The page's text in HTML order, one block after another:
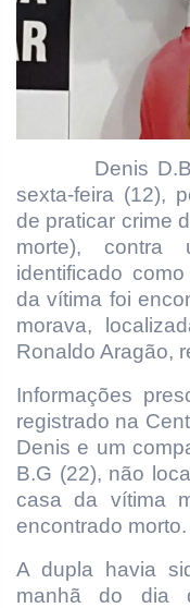
Denis D.B.C
sexta-feira (12),
de praticar crime
morte),
identificado
da vítima foi
morava,
Ronaldo Aragão,
Informações
registrado na
Denis e um
B.G (22), não
casa da vítima
encontrado morto.
A dupla havia
manhã do dia